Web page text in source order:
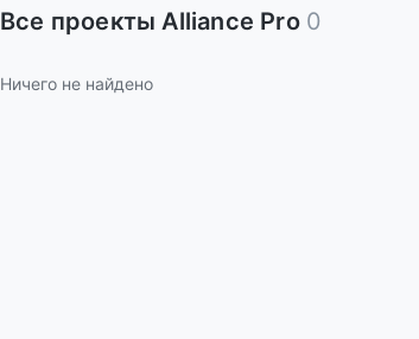
Все проекты Alliance Pro 0
Ничего не найдено